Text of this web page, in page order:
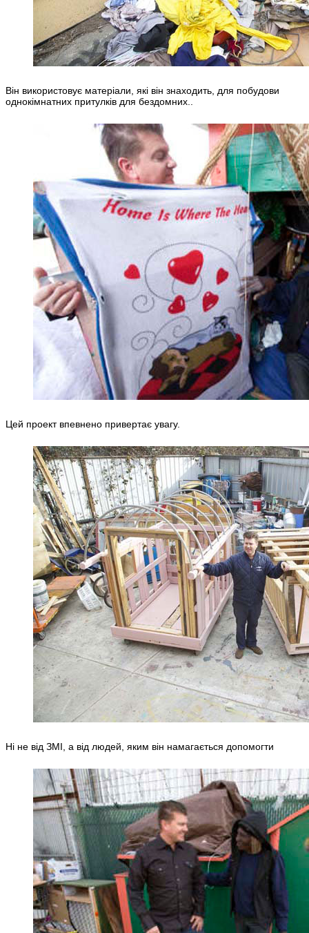
Він використовує матеріали, які він знаходить, для побудови
однокімнатних притулків для бездомних..
Цей проект впевнено привертає увагу.
Ні не від ЗМІ, а від людей, яким він намагається допомогти